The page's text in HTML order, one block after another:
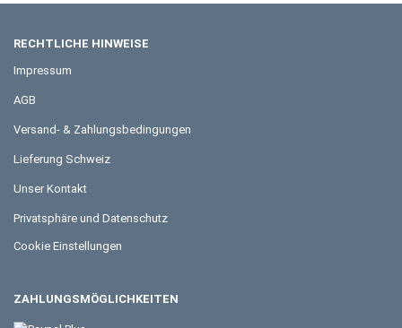
RECHTLICHE HINWEISE
Impressum
AGB
Versand- & Zahlungsbedingungen
Lieferung Schweiz
Unser Kontakt
Privatsphäre und Datenschutz
Cookie Einstellungen
ZAHLUNGSMÖGLICHKEITEN